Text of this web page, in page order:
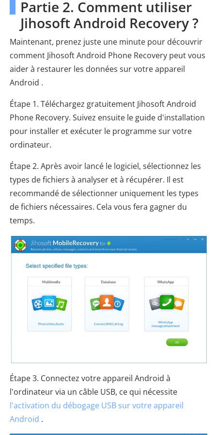
Partie 2. Comment utiliser
Jihosoft Android Recovery ?
Maintenant, prenez juste une minute pour découvrir
comment Jihosoft Android Phone Recovery peut vous
aider à restaurer les données sur votre appareil
Android .
Étape 1. Téléchargez gratuitement Jihosoft Android
Phone Recovery. Suivez ensuite le guide d'installation
pour installer et exécuter le programme sur votre
ordinateur.
Étape 2. Après avoir lancé le logiciel, sélectionnez les
types de fichiers à analyser et à récupérer. Il est
recommandé de sélectionner uniquement les types
de fichiers nécessaires. Cela vous fera gagner du
temps.
Étape 3. Connectez votre appareil Android à
l'ordinateur via un câble USB, ce qui nécessite
l'activation du débogage USB sur votre appareil
Android .